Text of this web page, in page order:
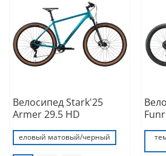
Велосипед Stark'25
Armer 29.5 HD
еловый матовый/черный